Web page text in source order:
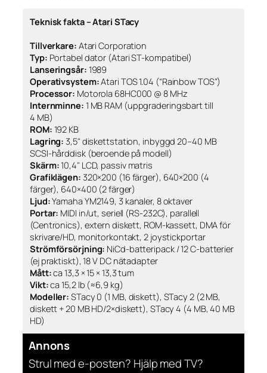
Teknisk fakta – Atari STacy
Tillverkare: Atari Corporation
Typ: Portabel dator (Atari ST-kompatibel)
Lanseringsår: 1989
Operativsystem:Atari TOS 1.04 (“Rainbow TOS”)
Processor: Motorola 68HC000 @ 8 MHz
Internminne: 1 MB RAM (uppgraderingsbart till
4 MB)
ROM: 192 KB
Lagring: 3,5" diskettstation, inbyggd 20–40 MB
SCSI-hårddisk (beroende på modell)
Skärm: 10,4" LCD, passiv matris
Grafiklägen: 320×200 (16 färger), 640×200 (4
färger), 640×400 (2 färger)
Ljud:Yamaha YM2149, 3 kanaler, 8 oktaver
Portar: MIDI in/ut, seriell (RS-232C), parallell
(Centronics), extern diskett, ROM-kassett, DMA för
skrivare/HD, monitorkontakt, 2 joystickportar
Strömförsörjning: NiCd-batteripack / 12 C-batterier
(ej praktiskt), 18 V DC nätadapter
Mått:ca 13,3 × 15 × 13,3 tum
Vikt:ca 15,2 lb (≈6,9 kg)
Modeller: STacy 0 (1 MB, diskett), STacy 2 (2 MB,
diskett + 20 MB HD/2×diskett), STacy 4 (4 MB, 40 MB
HD)
Annons
Strul med e-posten? Hjälp med TV?